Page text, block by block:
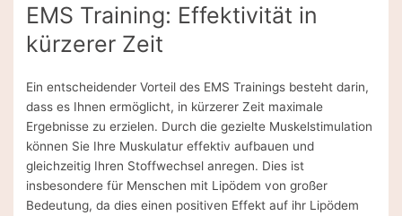
EMS Training: Effektivität in
kürzerer Zeit
Ein entscheidender Vorteil des EMS Trainings besteht darin,
dass es Ihnen ermöglicht, in kürzerer Zeit maximale
Ergebnisse zu erzielen. Durch die gezielte Muskelstimulation
können Sie Ihre Muskulatur effektiv aufbauen und
gleichzeitig Ihren Stoffwechsel anregen. Dies ist
insbesondere für Menschen mit Lipödem von großer
Bedeutung, da dies einen positiven Effekt auf ihr Lipödem